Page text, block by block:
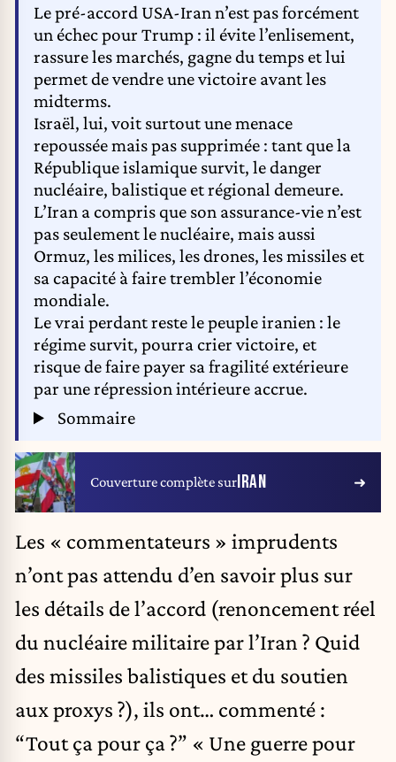
Le pré-accord USA-Iran n’est pas forcément
un échec pour Trump : il évite l’enlisement,
rassure les marchés, gagne du temps et lui
permet de vendre une victoire avant les
midterms.
Israël, lui, voit surtout une menace
repoussée mais pas supprimée : tant que la
République islamique survit, le danger
nucléaire, balistique et régional demeure.
L’Iran a compris que son assurance-vie n’est
pas seulement le nucléaire, mais aussi
Ormuz, les milices, les drones, les missiles et
sa capacité à faire trembler l’économie
mondiale.
Le vrai perdant reste le peuple iranien : le
régime survit, pourra crier victoire, et
risque de faire payer sa fragilité extérieure
par une répression intérieure accrue.
Sommaire
Couverture complète surIRAN
Les « commentateurs » imprudents
n’ont pas attendu d’en savoir plus sur
les détails de l’accord (renoncement réel
du nucléaire militaire par l’Iran ? Quid
des missiles balistiques et du soutien
aux proxys ?), ils ont… commenté :
“Tout ça pour ça ?” « Une guerre pour